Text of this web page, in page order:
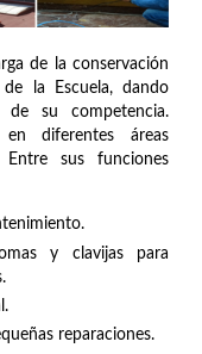
de la conservación
la Escuela, dando
de su competencia.
diferentes áreas
Entre sus funciones
y clavijas para
reparaciones.